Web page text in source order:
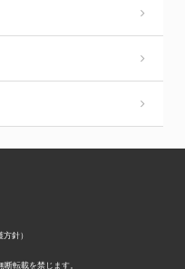
針）
転載を禁じます。